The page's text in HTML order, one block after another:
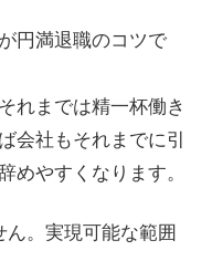
円満退職のコツで
れまでは精一杯働き
会社もそれまでに引
めやすくなります。
。実現可能な範囲